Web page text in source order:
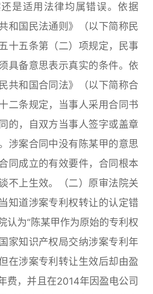
是适用法律均属错误。依据
和国民法通则》（以下简称民
十五条第（二）项规定，民事
具备意思表示真实的条件。依
共和国合同法》（以下简称合
二条规定，当事人采用合同书
的，自双方当事人签字或盖章
涉案合同中没有陈某甲的意思
同成立的有效要件，合同根本
不上生效。（二）原审法院关
知道涉案专利权转让的认定错
认为“陈某甲作为原始的专利权
家知识产权局交纳涉案专利年
在涉案专利转让生效后却由盈
费，并且在2014年因盈电公司